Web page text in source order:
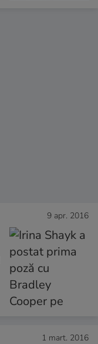
9 apr. 2016
1 mart. 2016